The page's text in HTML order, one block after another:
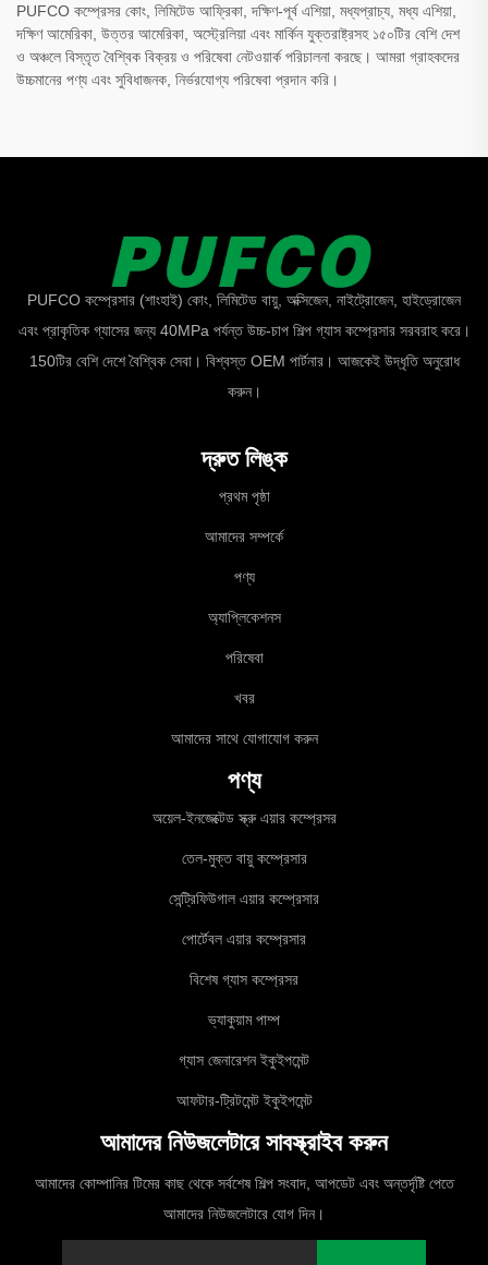
PUFCO কম্প্রেসর কোং, লিমিটেড আফ্রিকা, দক্ষিণ-পূর্ব এশিয়া, মধ্যপ্রাচ্য, মধ্য এশিয়া,
দক্ষিণ আমেরিকা, উত্তর আমেরিকা, অস্ট্রেলিয়া এবং মার্কিন যুক্তরাষ্ট্রসহ ১৫০টির বেশি দেশ
ও অঞ্চলে বিস্তৃত বৈশ্বিক বিক্রয় ও পরিষেবা নেটওয়ার্ক পরিচালনা করছে। আমরা গ্রাহকদের
উচ্চমানের পণ্য এবং সুবিধাজনক, নির্ভরযোগ্য পরিষেবা প্রদান করি।
PUFCO কম্প্রেসার (শাংহাই) কোং, লিমিটেড বায়ু, অক্সিজেন, নাইট্রোজেন, হাইড্রোজেন
এবং প্রাকৃতিক গ্যাসের জন্য 40MPa পর্যন্ত উচ্চ-চাপ শিল্প গ্যাস কম্প্রেসার সরবরাহ করে।
150টির বেশি দেশে বৈশ্বিক সেবা। বিশ্বস্ত OEM পার্টনার। আজকেই উদ্ধৃতি অনুরোধ
করুন।
দ্রুত লিঙ্ক
প্রথম পৃষ্ঠা
আমাদের সম্পর্কে
পণ্য
অ্যাপ্লিকেশনস
পরিষেবা
খবর
আমাদের সাথে যোগাযোগ করুন
পণ্য
অয়েল-ইনজেক্টেড স্ক্রু এয়ার কম্প্রেসর
তেল-মুক্ত বায়ু কম্প্রেসার
সেন্ট্রিফিউগাল এয়ার কম্প্রেসার
পোর্টেবল এয়ার কম্প্রেসার
বিশেষ গ্যাস কম্প্রেসর
ভ্যাকুয়াম পাম্প
গ্যাস জেনারেশন ইকুইপমেন্ট
আফটার-ট্রিটমেন্ট ইকুইপমেন্ট
আমাদের নিউজলেটারে সাবস্ক্রাইব করুন
আমাদের কোম্পানির টিমের কাছ থেকে সর্বশেষ শিল্প সংবাদ, আপডেট এবং অন্তর্দৃষ্টি পেতে
আমাদের নিউজলেটারে যোগ দিন।